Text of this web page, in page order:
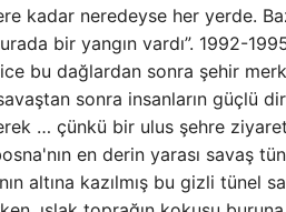
kadar neredeyse her yerde.
bir yangın vardı”. 1992-
bu dağlardan sonra şehir
sonra insanların güçlü
… çünkü bir ulus şehre
en derin yarası savaş
altına kazılmış bu gizli tünel